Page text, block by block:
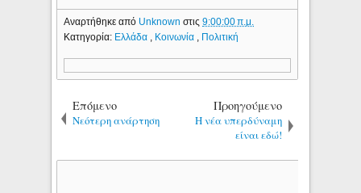
Αναρτήθηκε από Unknownστις9:00:00 π.μ.
Κατηγορία: Ελλάδα Κοινωνία Πολιτική
Επόμενο
Νεότερη ανάρτηση
Προηγούμενο
Η νέα υπερδύναμη
είναι εδώ!